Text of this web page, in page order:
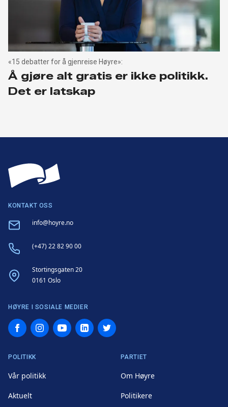
«15 debatter for å gjenreise Høyre»:
Å gjøre alt gratis er ikke politikk.
Det er latskap
KONTAKT OSS
Email info@hoyre.no
Phone(+47) 22 82 90 00
AddressStortingsgaten 20
0161 Oslo
HØYRE I SOSIALE MEDIER
FacebookInstagramYouTubeLinkedInTwitter
POLITIKK
Vår politikk
Aktuelt
PARTIET
Om Høyre
Politikere